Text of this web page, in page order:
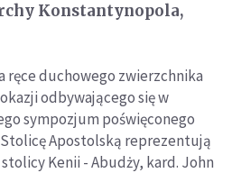
Konstantynopola,
ręce duchowego zwierzchnika
odbywającego się w
sympozjum poświęconego
Apostolską reprezentują
Kenii - Abudży, kard. John